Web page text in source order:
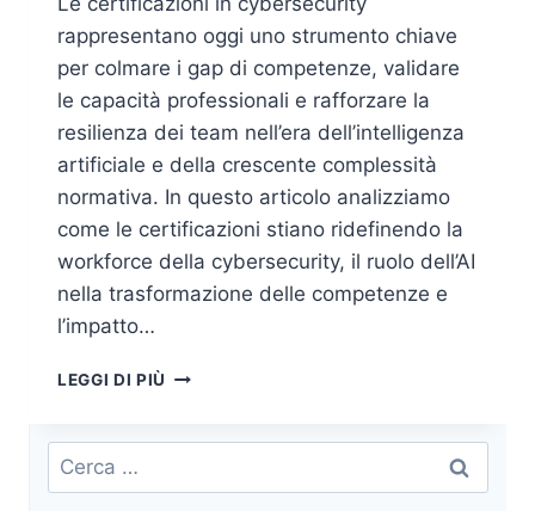
rappresentano oggi uno strumento chiave
per colmare i gap di competenze, validare
le capacità professionali e rafforzare la
resilienza dei team nell’era dell’intelligenza
artificiale e della crescente complessità
normativa. In questo articolo analizziamo
come le certificazioni stiano ridefinendo la
workforce della cybersecurity, il ruolo dell’AI
nella trasformazione delle competenze e
l’impatto…
LEGGI DI PIÙ IL
DELLE
IN
Ricerca
per: